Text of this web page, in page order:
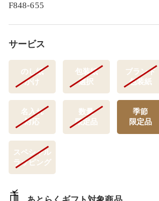
F848-655
サービス
のし紙
かけ
包装紙
選択
ブランド
包装紙
名入れ
対応
数量
限定品
季節
限定品
スペシャル
ラッピング